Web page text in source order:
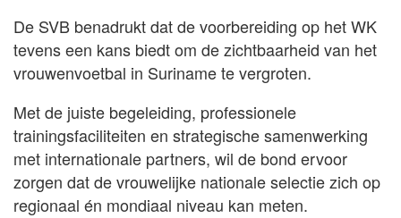
De SVB benadrukt dat de voorbereiding op het WK
tevens een kans biedt om de zichtbaarheid van het
vrouwenvoetbal in Suriname te vergroten.
Met de juiste begeleiding, professionele
trainingsfaciliteiten en strategische samenwerking
met internationale partners, wil de bond ervoor
zorgen dat de vrouwelijke nationale selectie zich op
regionaal én mondiaal niveau kan meten.